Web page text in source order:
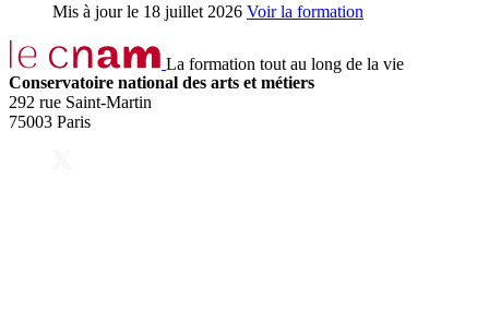
Mis à jour le 18 juillet 2026 Voir la formation
La formation tout au long de la vie
Conservatoire national des arts et métiers
292 rue Saint-Martin
75003 Paris